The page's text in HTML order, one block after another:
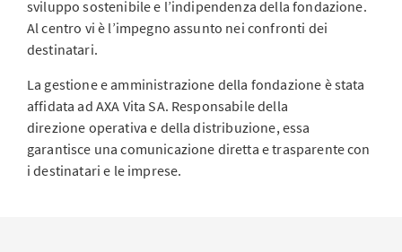
sviluppo sostenibile e l’indipendenza della fondazione.
Al centro vi è l’impegno assunto nei confronti dei
destinatari.
La gestione e amministrazione della fondazione è stata
affidata ad AXA Vita SA. Responsabile della
direzione operativa e della distribuzione, essa
garantisce una comunicazione diretta e trasparente con
i destinatari e le imprese.